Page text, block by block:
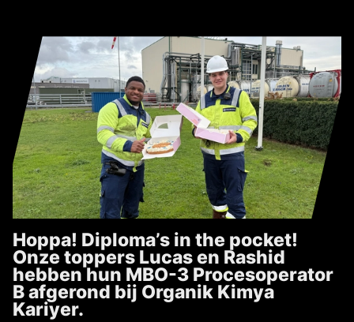
Hoppa! Diploma’s in the pocket!
Onze toppers Lucas en Rashid
hebben hun MBO-3 Procesoperator
B afgerond bij Organik Kimya
Kariyer.